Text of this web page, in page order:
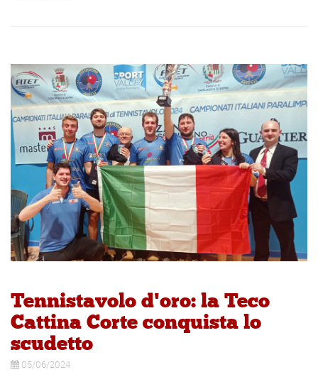
Tennistavolo d'oro: la Teco
Cattina Corte conquista lo
scudetto
05/06/2024